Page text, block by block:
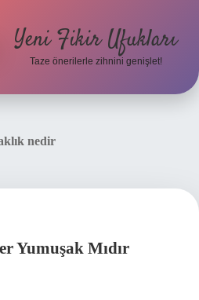
Yeni Fikir Ufukları
Taze önerilerle zihnini genişlet!
nedir
Yumuşak Mıdır